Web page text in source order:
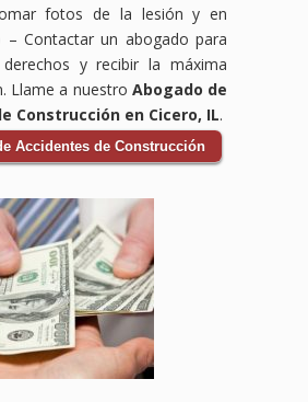
fotos de la lesión y en
– Contactar un abogado para
y recibir la máxima
Llame a nuestro Abogado de
Construcción en Cicero, IL.
Accidentes de Construcción